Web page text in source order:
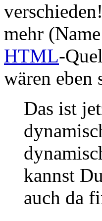
mehr
HTML-
wären eben
Das ist
kannst
auch da